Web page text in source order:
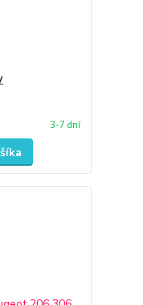
3-7 dní